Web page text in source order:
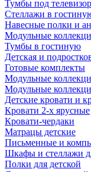
Тумбы под телевизор
Стеллажи в
Навесные полки и
Модульные
Тумбы в гостиную
Детская и
Готовые комплекты
Модульные
Модульные
Детские кровати и
Кровати 2-х ярусные
Кровати-чердаки
Матрацы детские
Письменные и
Шкафы и стеллажи
Полки для детской